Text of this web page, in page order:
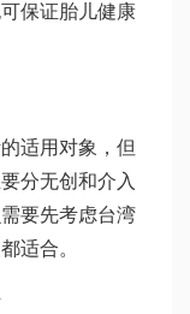
保证胎儿健康
适用对象，但
分无创和介入
要先考虑台湾
适合。